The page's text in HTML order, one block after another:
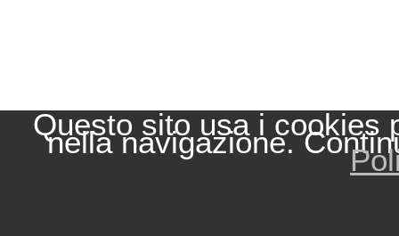
Questo sito usa i cookies
nella navigazione.